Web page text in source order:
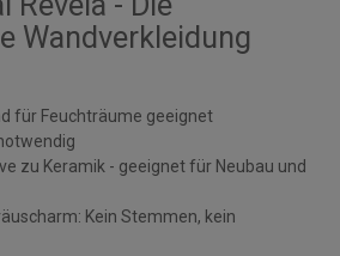
Wandverkleidung
für Feuchträume geeignet
zu Keramik - geeignet für Neubau und
Kein Stemmen, kein